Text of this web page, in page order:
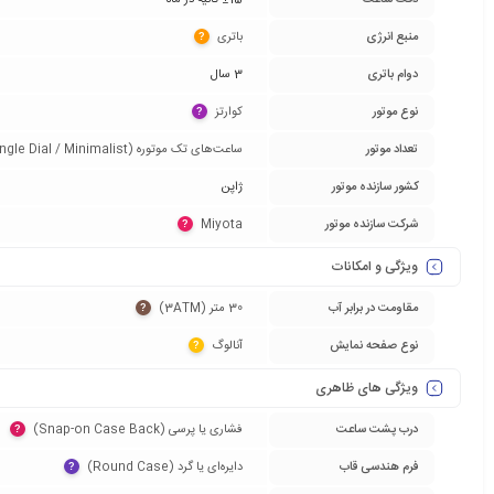
منبع انرژی
باتری‏ ?
دوام باتری
3 سال
نوع موتور
کوارتز‏ ?
تعداد موتور
ساعت‌های تک موتوره (Single Dial / Minimalist)‏
کشور سازنده موتور
ژاپن
شرکت سازنده موتور
Miyota‏
?
ویژگی و امکانات
مقاومت در برابر آب 30 متر (3ATM)‏ ?
نوع صفحه نمایش آنالوگ‏ ?
ویژگی های ظاهری
درب پشت ساعت فشاری یا پرسی (Snap-on Case Back)‏ ?
فرم هندسی قاب دایره‌ای یا گرد (Round Case)‏ ?